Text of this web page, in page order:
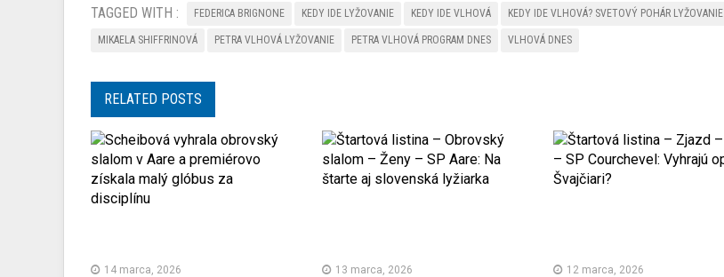
TAGGED WITH : FEDERICA BRIGNONE KEDY IDE LYŽOVANIE KEDY IDE VLHOVÁ KEDY IDE VLHOVÁ? SVETOVÝ POHÁR LYŽOVANIE
MIKAELA SHIFFRINOVÁ PETRA VLHOVÁ LYŽOVANIE PETRA VLHOVÁ PROGRAM DNES VLHOVÁ DNES
RELATED POSTS
14 marca, 2026 13 marca, 2026 12 marca, 2026